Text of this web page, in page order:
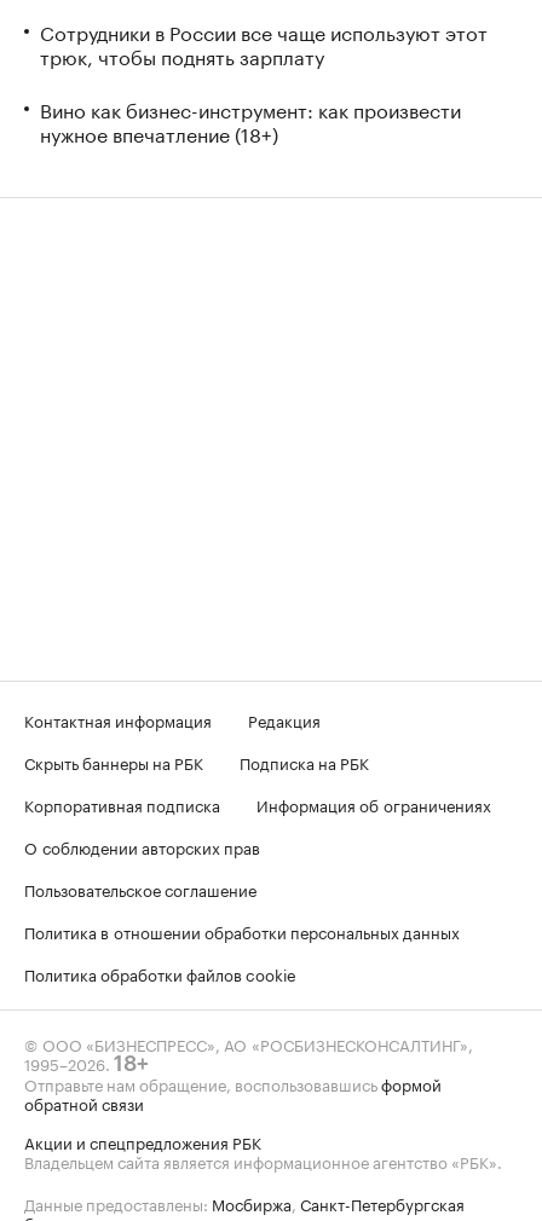
Сотрудники в России все чаще используют этот
трюк, чтобы поднять зарплату
Вино как бизнес-инструмент: как произвести
нужное впечатление (18+)
Контактная информация
Редакция
Скрыть баннеры на РБК
Подписка на РБК
Корпоративная подписка
Информация об ограничениях
О соблюдении авторских прав
Пользовательское соглашение
Политика в отношении обработки персональных данных
Политика обработки файлов cookie
© ООО «БИЗНЕСПРЕСС», АО «РОСБИЗНЕСКОНСАЛТИНГ»,
1995–2026. 18+
Отправьте нам обращение, воспользовавшисьформой
обратной связи
Акции и спецпредложения РБК
Владельцем сайта является информационное агентство «РБК».
Данные предоставлены: Мосбиржа, Санкт-Петербургская